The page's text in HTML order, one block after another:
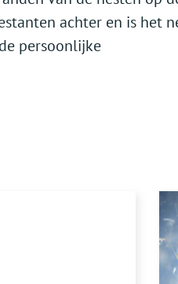
achter en is het
persoonlijke